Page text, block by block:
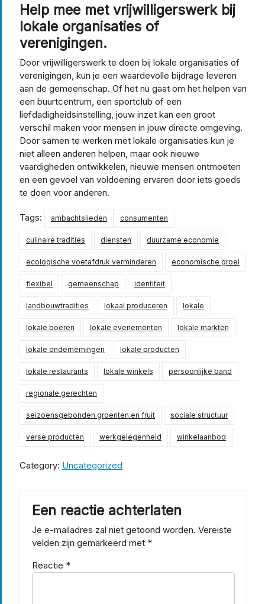
Help mee met vrijwilligerswerk bij
lokale organisaties of
verenigingen.
Door vrijwilligerswerk te doen bij lokale organisaties of
verenigingen, kun je een waardevolle bijdrage leveren
aan de gemeenschap. Of het nu gaat om het helpen van
een buurtcentrum, een sportclub of een
liefdadigheidsinstelling, jouw inzet kan een groot
verschil maken voor mensen in jouw directe omgeving.
Door samen te werken met lokale organisaties kun je
niet alleen anderen helpen, maar ook nieuwe
vaardigheden ontwikkelen, nieuwe mensen ontmoeten
en een gevoel van voldoening ervaren door iets goeds
te doen voor anderen.
Tags: ambachtslieden consumenten
culinaire tradities diensten duurzame economie
ecologische voetafdruk verminderen economische groei
flexibel gemeenschap identiteit
landbouwtradities lokaal produceren lokale
lokale boeren lokale evenementen lokale markten
lokale ondernemingen lokale producten
lokale restaurants lokale winkels persoonlijke band
regionale gerechten
seizoensgebonden groenten en fruit sociale structuur
verse producten werkgelegenheid winkelaanbod
Category: Uncategorized
Een reactie achterlaten
Je e-mailadres zal niet getoond worden. Vereiste
velden zijn gemarkeerd met *
Reactie *